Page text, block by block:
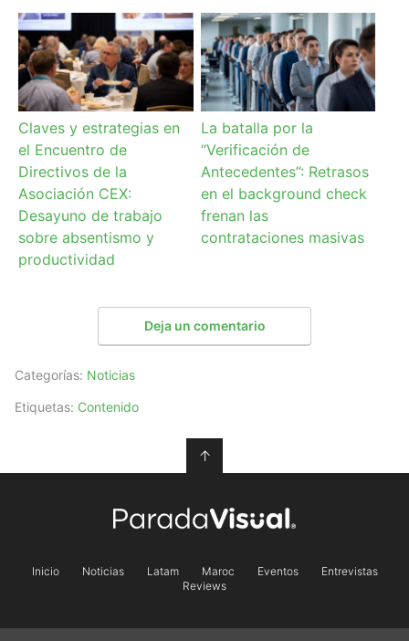
Claves y estrategias en
el Encuentro de
Directivos de la
Asociación CEX:
Desayuno de trabajo
sobre absentismo y
productividad
La batalla por la
“Verificación de
Antecedentes”: Retrasos
en el background check
frenan las
contrataciones masivas
Deja un comentario
Categorías: Noticias
Etiquetas: Contenido
↑
Inicio Noticias Latam Maroc Eventos
Entrevistas
Reviews